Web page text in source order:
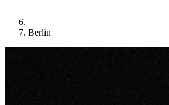
Berlin